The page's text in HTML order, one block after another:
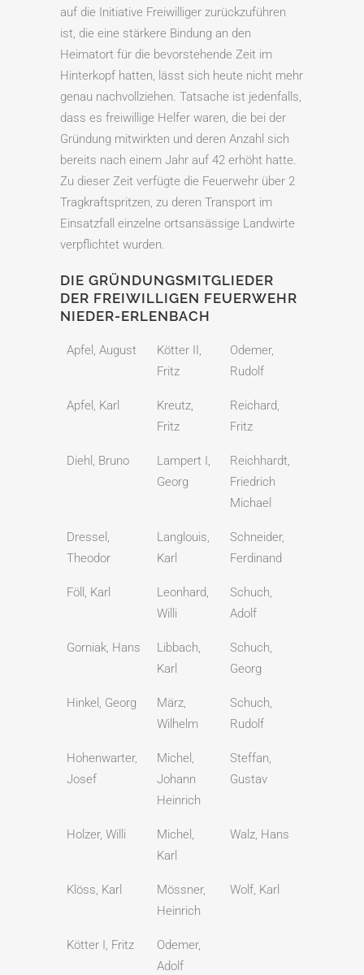
auf die Initiative Freiwilliger zurückzuführen
ist, die eine stärkere Bindung an den
Heimatort für die bevorstehende Zeit im
Hinterkopf hatten, lässt sich heute nicht mehr
genau nachvollziehen. Tatsache ist jedenfalls,
dass es freiwillige Helfer waren, die bei der
Gründung mitwirkten und deren Anzahl sich
bereits nach einem Jahr auf 42 erhöht hatte.
Zu dieser Zeit verfügte die Feuerwehr über 2
Tragkraftspritzen, zu deren Transport im
Einsatzfall einzelne ortsansässige Landwirte
verpflichtet wurden.
DIE GRÜNDUNGSMITGLIEDER
DER FREIWILLIGEN FEUERWEHR
NIEDER-ERLENBACH
Apfel, August
Kötter II,
Fritz
Odemer,
Rudolf
Apfel, Karl
Kreutz,
Fritz
Reichard,
Fritz
Diehl, Bruno
Lampert I,
Georg
Reichhardt,
Friedrich
Michael
Dressel,
Theodor
Langlouis,
Karl
Schneider,
Ferdinand
Föll, Karl
Leonhard,
Willi
Schuch,
Adolf
Gorniak, Hans
Libbach,
Karl
Schuch,
Georg
Hinkel, Georg
März,
Wilhelm
Schuch,
Rudolf
Hohenwarter,
Josef
Michel,
Johann
Heinrich
Steffan,
Gustav
Holzer, Willi
Michel,
Karl
Walz, Hans
Klöss, Karl
Mössner,
Heinrich
Wolf, Karl
Kötter I, Fritz
Odemer,
Adolf